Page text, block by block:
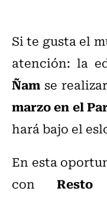
Si te gusta el
atención: la
Ñam se
marzo en el
hará bajo el
En esta
conResto